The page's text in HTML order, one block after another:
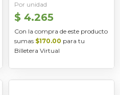
Por unidad
$ 4.265
Con la compra de este producto
sumas $170.00 para tu
Billetera Virtual